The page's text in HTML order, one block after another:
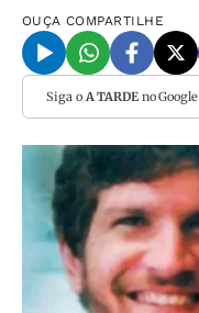
OUÇA COMPARTILHE
Siga o A TARDEno Google